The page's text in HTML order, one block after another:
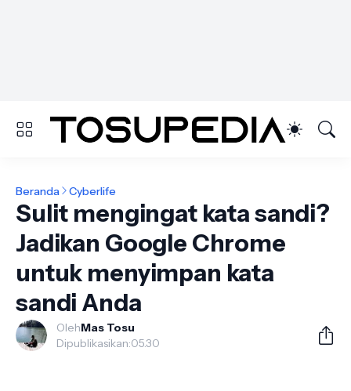
Beranda Cyberlife
Sulit mengingat kata sandi?
Jadikan Google Chrome
untuk menyimpan kata
sandi Anda
OlehMas Tosu
Dipublikasikan:05.30